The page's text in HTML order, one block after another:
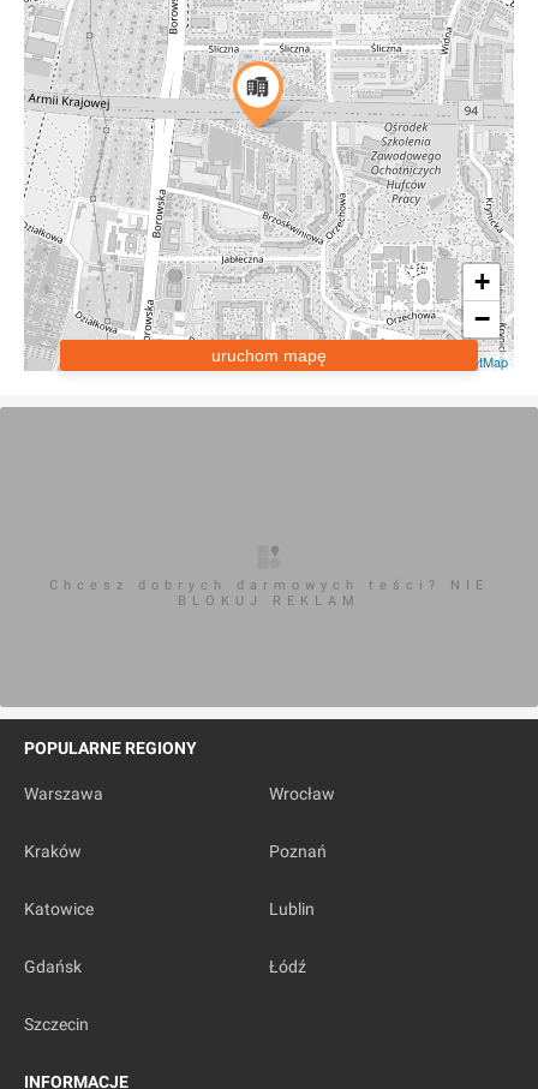
+
−
OpenStreetMap
uruchom mapę
Chcesz dobrych darmowych teści? NIE
BLOKUJ REKLAM
POPULARNE REGIONY
Warszawa Wrocław
Kraków Poznań
Katowice Lublin
Gdańsk Łódź
Szczecin
INFORMACJE